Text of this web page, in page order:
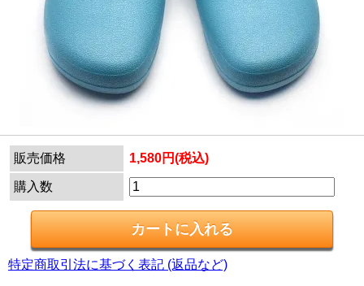
販売価格 1,580円(税込)
購入数
特定商取引法に基づく表記 (返品など)